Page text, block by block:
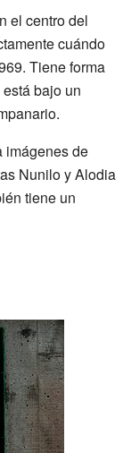
el centro del
cuándo
Tiene forma
bajo un
imágenes de
Nunilo y Alodia
tiene un